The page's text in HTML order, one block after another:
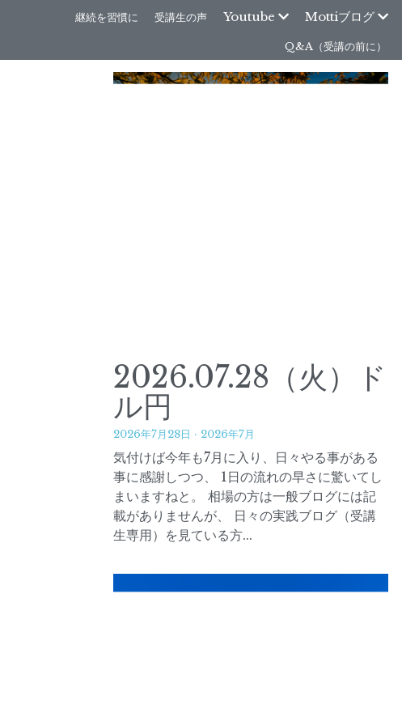
継続を習慣に 受講生の声 Youtube Mottiブログ
Q&A（受講の前に）
2026.07.28（火）ド
ル円
2026年7月28日 · 2026年7月
気付けば今年も7月に入り、日々やる事がある
事に感謝しつつ、 1日の流れの早さに驚いてし
まいますねと。 相場の方は一般ブログには記
載がありませんが、 日々の実践ブログ（受講
生専用）を見ている方...